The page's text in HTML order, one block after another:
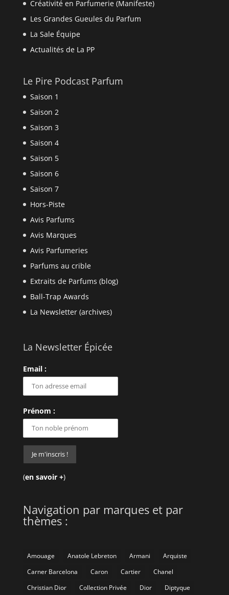
Créativité en Parfumerie (Manifeste)
Les Grandes Gueules du Parfum
La Sale Équipe
Actualités de La PP
Le Pire Podcast Parfum
Saison 1
Saison 2
Saison 3
Saison 4
Saison 5
Saison 6
Saison 7
Hors-Piste
Avis Parfums
Avis Marques
Avis Parfumeries
Parfums au crible
Extraits de Parfums (blog)
Ball-Trap Awards
La Newsletter (archives)
La Newsletter Épicée
Email :
Prénom :
(en savoir +)
Navigation par marques et par
thèmes :
Amouage Anatole Lebreton Armani
Arquiste
Carner Barcelona
Caron Cartier
Chanel
Christian Dior
Collection Privée Dior
Diptyque